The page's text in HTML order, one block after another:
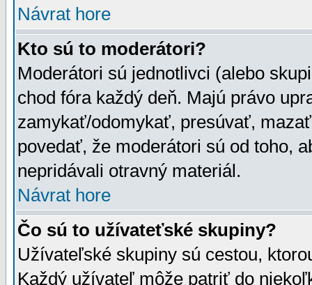
Návrat hore
Kto sú to moderátori?
Moderátori sú jednotlivci (alebo
chod fóra každý deň. Majú právo
zamykať/odomykať, presúvať,
povedať, že moderátori sú od toho,
nepridávali otravný materiál.
Návrat hore
Čo sú to užívateťské skupiny?
Užívateľské skupiny sú cestou,
Každý užívateľ môže patriť do